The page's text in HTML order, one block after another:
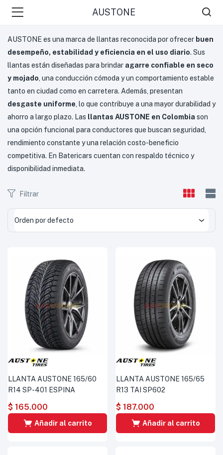
AUSTONE
AUSTONE es una marca de llantas reconocida por ofrecer buen
desempeño, estabilidad y eficiencia en el uso diario. Sus
llantas están diseñadas para brindar agarre confiable en seco
y mojado , una conducción cómoda y un comportamiento estable
tanto en ciudad como en carretera. Además, presentan
desgaste uniforme , lo que contribuye a una mayor durabilidad y
ahorro a largo plazo. Las llantas AUSTONE en Colombia son
una opción funcional para conductores que buscan seguridad,
rendimiento constante y una relación costo-beneficio
competitiva. En Batericars cuentan con respaldo técnico y
disponibilidad inmediata.
Filtrar
Orden por defecto
LLANTA AUSTONE 165/60
R14 SP-401 ESPINA
$ 165.000
Añadir al carrito
LLANTA AUSTONE 165/65
R13 TAI SP602
$ 187.000
Añadir al carrito